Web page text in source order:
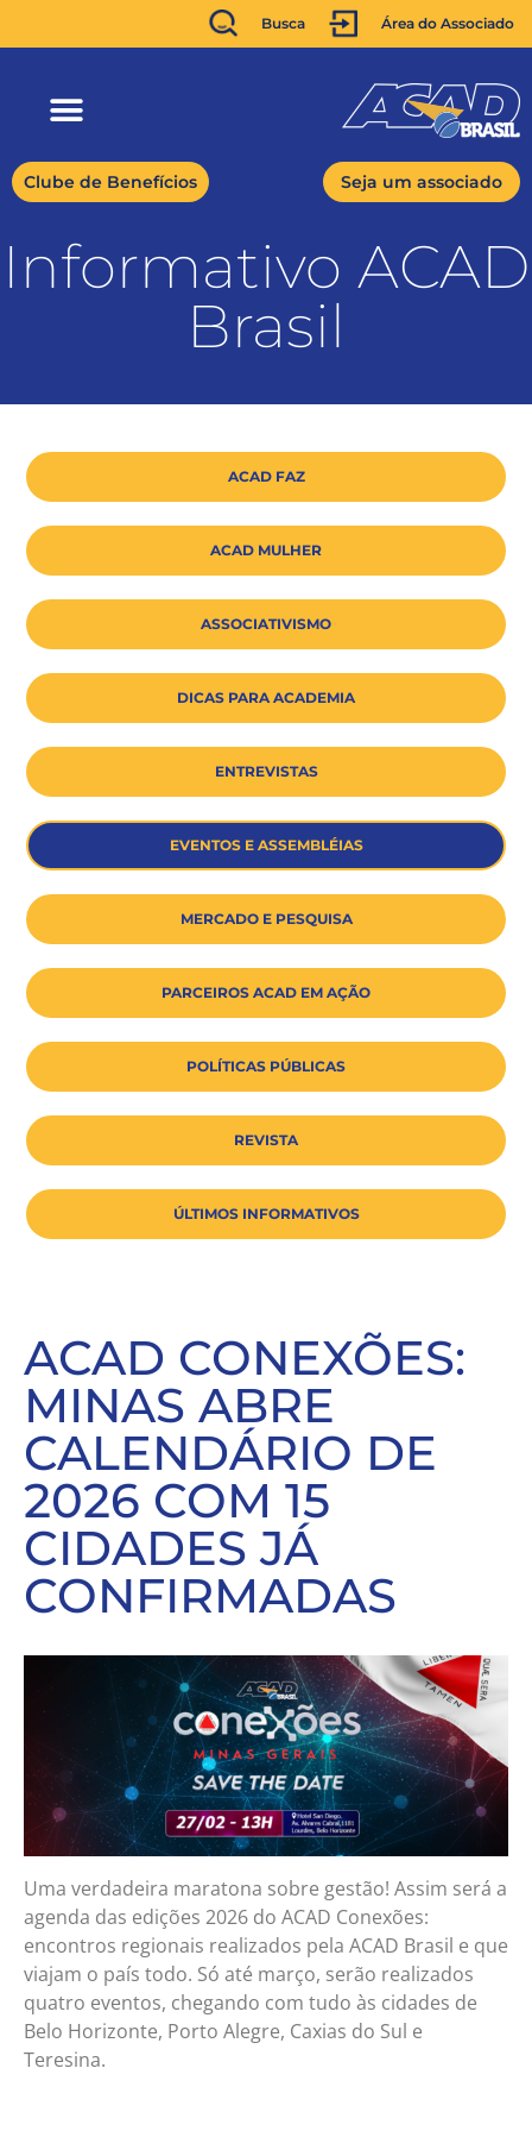
Busca Área do Associado
Clube de Benefícios Seja um associado
Informativo ACAD
Brasil
ACAD FAZ
ACAD MULHER
ASSOCIATIVISMO
DICAS PARA ACADEMIA
ENTREVISTAS
EVENTOS E ASSEMBLÉIAS
MERCADO E PESQUISA
PARCEIROS ACAD EM AÇÃO
POLÍTICAS PÚBLICAS
REVISTA
ÚLTIMOS INFORMATIVOS
ACAD CONEXÕES:
MINAS ABRE
CALENDÁRIO DE
2026 COM 15
CIDADES JÁ
CONFIRMADAS
Uma verdadeira maratona sobre gestão! Assim será a
agenda das edições 2026 do ACAD Conexões:
encontros regionais realizados pela ACAD Brasil e que
viajam o país todo. Só até março, serão realizados
quatro eventos, chegando com tudo às cidades de
Belo Horizonte, Porto Alegre, Caxias do Sul e
Teresina.